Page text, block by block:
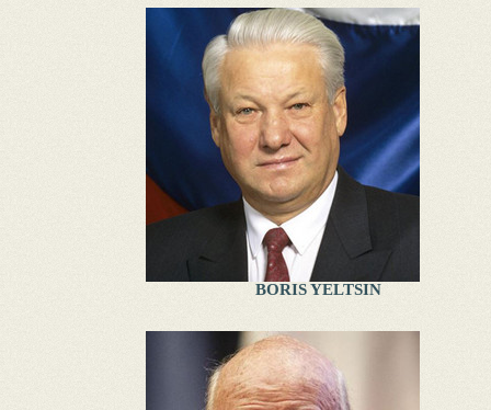
BORIS YELTSIN